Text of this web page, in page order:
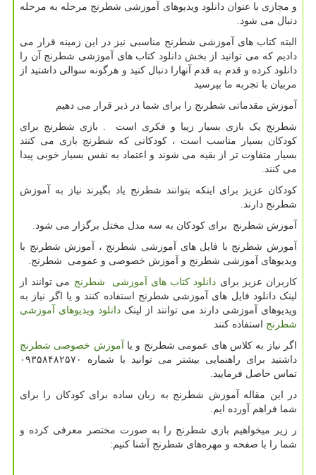
و مجازی با عنوان دانلود ویدیوهای آموزشی شطرنج مرحله به مرحله
دنبال می شود.
البته کتاب های آموزشی شطرنج مناسبی نیز در این زمینه قرار می
دادیم که می توانید از بخش دانلود کتاب های آموزشی شطرنج آن را
دانلود کرده و قدم به قدم آنهارا دنبال کنید و هرگونه سوالی داشتید از
مربیان با تجربه ما بپرسید
آموزش مقدماتی شطرنج را برای شما در ذیر قرار می دهیم
شطرنج یک بازی بسیار زیبا و فکری است . بازی شطرنج برای
کودکان بسیار مناسب است ، کودکانی که شطرنج بازی می کنند
بسیار متفاوت تر از بقیه می شوند و اعتماد به نفس بسیار خوبی پیدا
می کنند.
کودکان عزیز برای اینکه بتوانند شطرنج یاد بگیرند نیاز به آموزش
شطرنج دارند.
آموزش شطرنج برای کودکان به سه مدل مختل برگزار می شود.
آموزش شطرنج با فایل های آموزشی شطرنج ، آموزش شطرنج با
ویدیوهای آموزشی شطرنج و آموزش خصوصی و عمومی شطرنج.
کاربران عزیز برای دانلود کتاب های آموزشی شطرنج می توانند از
لینک دانلود فایل های آموزشی شطرنج استفاده کنند و یا اگر نیاز به
ویدیوهای آموزشی دارند می توانند از لینک دانلود ویدیوهای آموزشی
شطرنج استفاده کنند
اگر نیاز به کلاس های عمومی شطرنج و یا آموزش خصوصی شطرنج
داشتید برای راهنمایی بیشتر می توانید با شماره ۰۹۳۵۸۴۸۲۵۷۰
تماس حاصل فرمایید.
در این مقاله آموزش شطرنج به زبان ساده برای کودکان را برای
شما فراهم آورده ایم.
ر زیر میخواهیم بازی شطرنج را به صورت مختصر معرفی کرده و
شما را با صفحه و مهره‌های شطرنج آشنا کنیم: